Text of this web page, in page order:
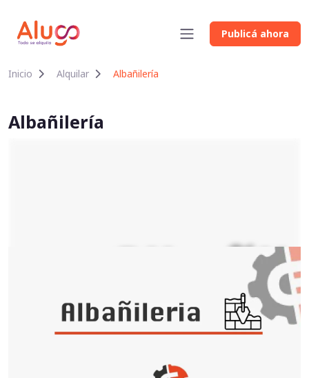
Publicá ahora
Inicio Alquilar Albañilería
Albañilería